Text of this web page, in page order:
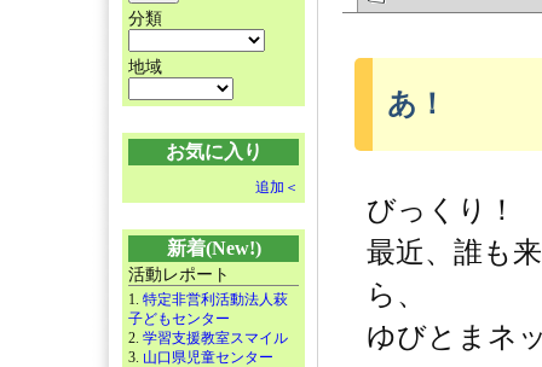
分類
地域
お気に入り
追加＜
新着(New!)
活動レポート
1. 特定非営利活動法人萩
子どもセンター
2. 学習支援教室スマイル
3. 山口県児童センター
あ！
びっくり！
最近、誰も
ら、
ゆびとまネ